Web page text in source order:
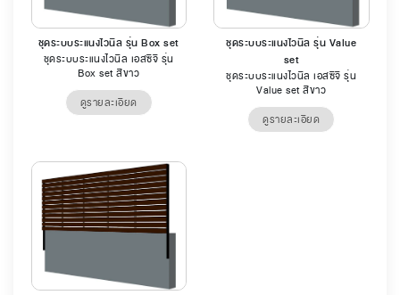
ชุดระบบระแนงไวนิล รุ่น Box set
ชุดระบบระแนงไวนิล เอสซีจี รุ่น
Box set สีขาว
ดูรายละเอียด
ชุดระบบระแนงไวนิล รุ่น Value
set
ชุดระบบระแนงไวนิล เอสซีจี รุ่น
Value set สีขาว
ดูรายละเอียด